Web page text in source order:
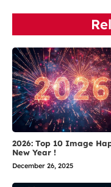
2026: Top 10 Image
New Year !
December 26, 2025